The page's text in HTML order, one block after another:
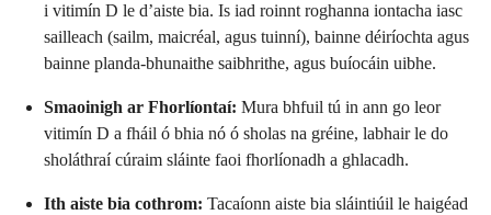
i vitimín D le d’aiste bia. Is iad roinnt roghanna iontacha iasc
sailleach (sailm, maicréal, agus tuinní), bainne déiríochta agus
bainne planda-bhunaithe saibhrithe, agus buíocáin uibhe.
Smaoinigh ar Fhorlíontaí: Mura bhfuil tú in ann go leor
vitimín D a fháil ó bhia nó ó sholas na gréine, labhair le do
sholáthraí cúraim sláinte faoi fhorlíonadh a ghlacadh.
Ith aiste bia cothrom: Tacaíonn aiste bia sláintiúil le haigéad